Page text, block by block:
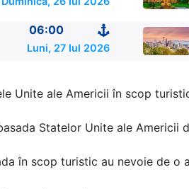
- 18:00
06:00
Luni, 27 Iul 2026
Unite ale Americii în scop
Statelor Unite ale Americii
în scop turistic au nevoie de o